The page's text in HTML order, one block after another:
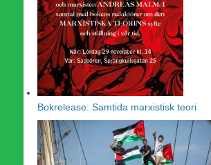
Bokrelease: Samtida marxistisk teori